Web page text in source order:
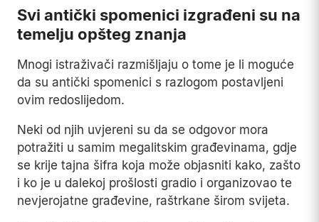
Svi antički spomenici izgrađeni su na
temelju opšteg znanja
Mnogi istraživači razmišljaju o tome je li moguće
da su antički spomenici s razlogom postavljeni
ovim redoslijedom.
Neki od njih uvjereni su da se odgovor mora
potražiti u samim megalitskim građevinama, gdje
se krije tajna šifra koja može objasniti kako, zašto
i ko je u dalekoj prošlosti gradio i organizovao te
nevjerojatne građevine, raštrkane širom svijeta.